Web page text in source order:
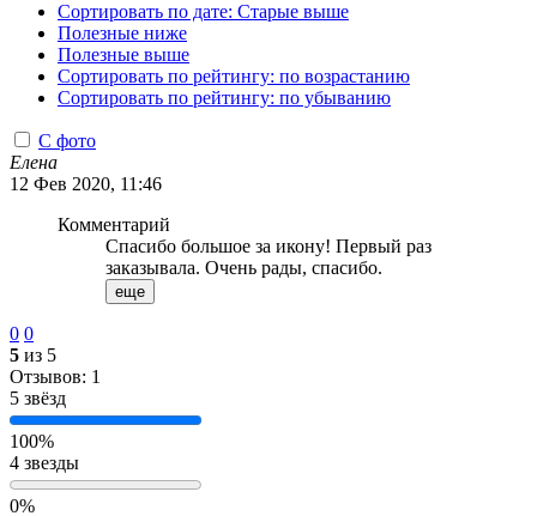
Сортировать по дате: Старые выше
Полезные ниже
Полезные выше
Сортировать по рейтингу: по возрастанию
Сортировать по рейтингу: по убыванию
С фото
Елена
12 Фев 2020, 11:46
Комментарий
Спасибо большое за икону! Первый раз
заказывала. Очень рады, спасибо.
еще
0 0
5 из 5
Отзывов: 1
5 звёзд
100%
4 звезды
0%